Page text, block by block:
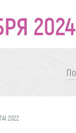
2024
2022